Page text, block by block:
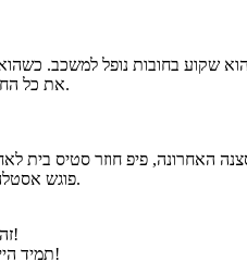
שקוע בחובות נופל למשכב.
את כל החובות שלו. הרברט נותן לו עבודה.
האחרונה, פיפ חוזר סטיס בית
פוגש אסטלה. יחד הם יורדים מחזיקים ידיים.
זהו ג'ק לא נבל ... אתה כל כך נפוץ!
תמיד הייתי שם בשבילך פיפ, ותמיד יהיה!